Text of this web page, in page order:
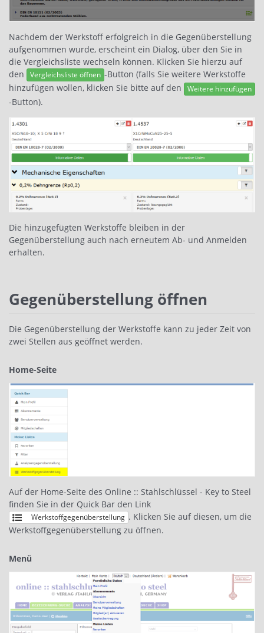
Nachdem der Werkstoff erfolgreich in die Gegenüberstellung
aufgenommen wurde, erscheint ein Dialog, über den Sie in
die Vergleichsliste wechseln können. Klicken Sie hierzu auf
den
Vergleichsliste öffnen -Button (falls Sie weitere Werkstoffe
hinzufügen wollen, klicken Sie bitte auf den
Weitere hinzufügen
-Button).
Die hinzugefügten Werkstoffe bleiben in der
Gegenüberstellung auch nach erneutem Ab- und Anmelden
erhalten.
Gegenüberstellung öffnen
Die Gegenüberstellung der Werkstoffe kann zu jeder Zeit von
zwei Stellen aus geöffnet werden.
Home-Seite
Auf der Home-Seite des Online :: Stahlschlüssel - Key to Steel
finden Sie in der Quick Bar den Link
Werkstoffgegenüberstellung . Klicken Sie auf diesen, um die
Werkstoffgegenüberstellung zu öffnen.
Menü